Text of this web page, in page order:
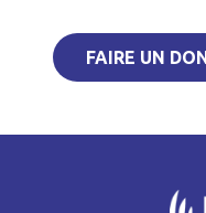
FAIRE UN DON